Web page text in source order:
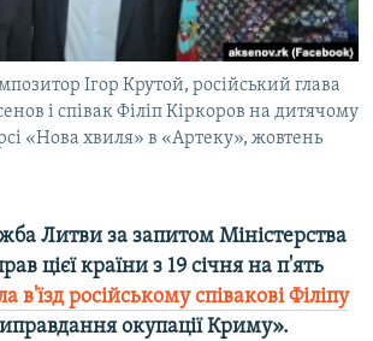
RL
Ігор Крутой, російський глава
і співак Філіп Кіркоров на дитячому
«Нова хвиля» в «Артеку», жовтень
Литви за запитом Міністерства
цієї країни з 19 січня на п'ять
в'їзд російському співакові Філіпу
окупації Криму».